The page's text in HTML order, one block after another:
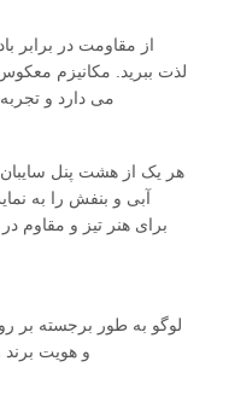
تماس با ما
اخبار
همه موارد
درخواست نقل قول
از مقاومت در برابر
لذت ببرید. مکانیزم
می دارد و
هر یک از هشت پنل
آبی و بنفش را به
برای هنر تیز و
لوگو به طور برجسته بر
و هویت